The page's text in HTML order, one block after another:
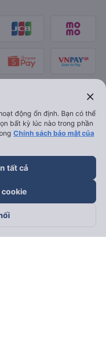
close
động ổn định. Bạn có thể
bất kỳ lúc nào trong phần
Chính sách bảo mật của
tất cả